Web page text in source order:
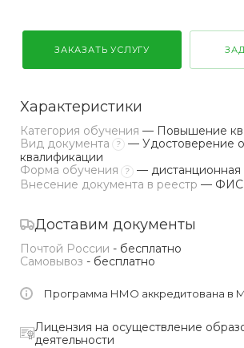
ЗАКАЗАТЬ УСЛУГУ
Характеристики
Категория обучения — Повышение
Вид документа
?
— Удостоверение
квалификации
Форма обучения
?
— дистанционная
Внесение документа в реестр —
Доставим документы
Почтой России - бесплатно
Самовывоз - бесплатно
Программа НМО аккредитована в
Лицензия на осуществление
деятельности